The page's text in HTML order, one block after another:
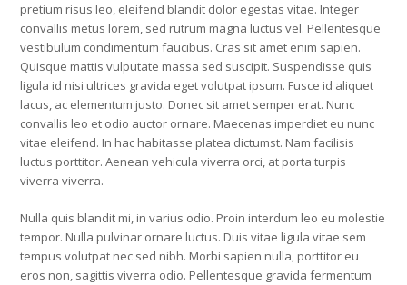
pretium risus leo, eleifend blandit dolor egestas vitae. Integer
convallis metus lorem, sed rutrum magna luctus vel. Pellentesque
vestibulum condimentum faucibus. Cras sit amet enim sapien.
Quisque mattis vulputate massa sed suscipit. Suspendisse quis
ligula id nisi ultrices gravida eget volutpat ipsum. Fusce id aliquet
lacus, ac elementum justo. Donec sit amet semper erat. Nunc
convallis leo et odio auctor ornare. Maecenas imperdiet eu nunc
vitae eleifend. In hac habitasse platea dictumst. Nam facilisis
luctus porttitor. Aenean vehicula viverra orci, at porta turpis
viverra viverra.
Nulla quis blandit mi, in varius odio. Proin interdum leo eu molestie
tempor. Nulla pulvinar ornare luctus. Duis vitae ligula vitae sem
tempus volutpat nec sed nibh. Morbi sapien nulla, porttitor eu
eros non, sagittis viverra odio. Pellentesque gravida fermentum